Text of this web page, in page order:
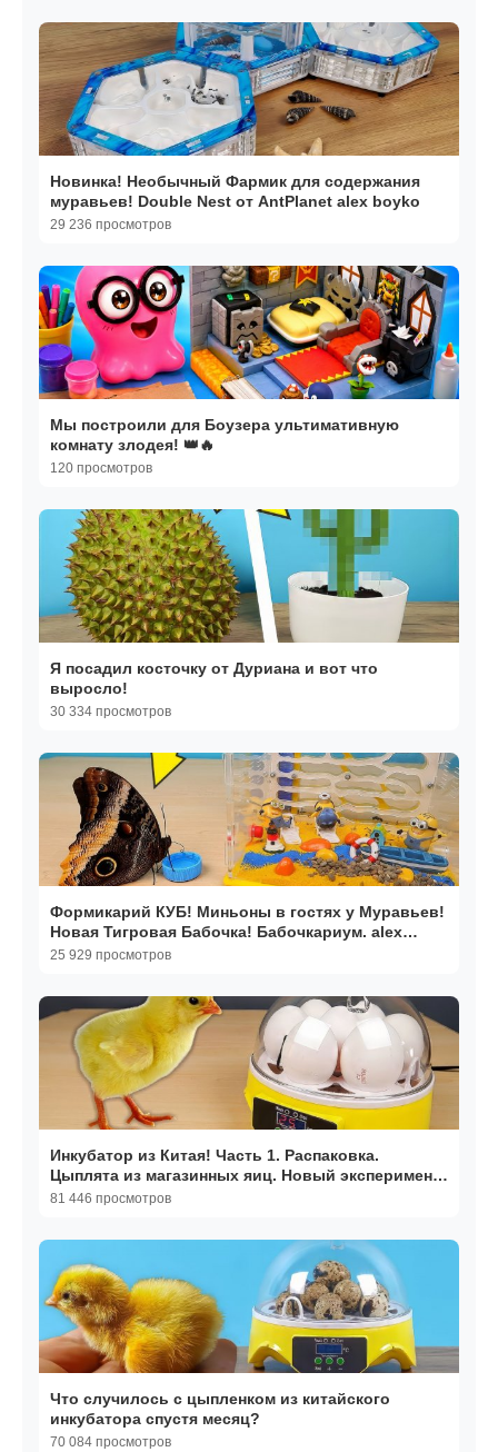
Новинка! Необычный Фармик для содержания
муравьев! Double Nest от AntPlanet alex boyko
29 236 просмотров
Мы построили для Боузера ультимативную
комнату злодея! 👑🔥
120 просмотров
Я посадил косточку от Дуриана и вот что
выросло!
30 334 просмотров
Формикарий КУБ! Миньоны в гостях у Муравьев!
Новая Тигровая Бабочка! Бабочкариум. alex
boyko
25 929 просмотров
Инкубатор из Китая! Часть 1. Распаковка.
Цыплята из магазинных яиц. Новый эксперимент!
alex boyko
81 446 просмотров
Что случилось с цыпленком из китайского
инкубатора спустя месяц?
70 084 просмотров